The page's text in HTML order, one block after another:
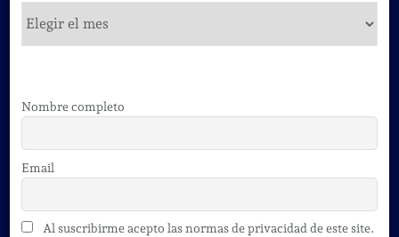
Nombre completo
Email
Al suscribirme acepto las normas de privacidad de este site.